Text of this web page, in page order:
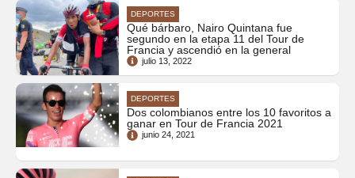
DEPORTES
Qué bárbaro, Nairo Quintana fue
segundo en la etapa 11 del Tour de
Francia y ascendió en la general
julio 13, 2022
DEPORTES
Dos colombianos entre los 10 favoritos a
ganar en Tour de Francia 2021
junio 24, 2021